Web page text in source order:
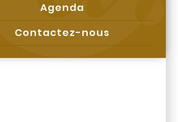
Agenda
Contactez-nous